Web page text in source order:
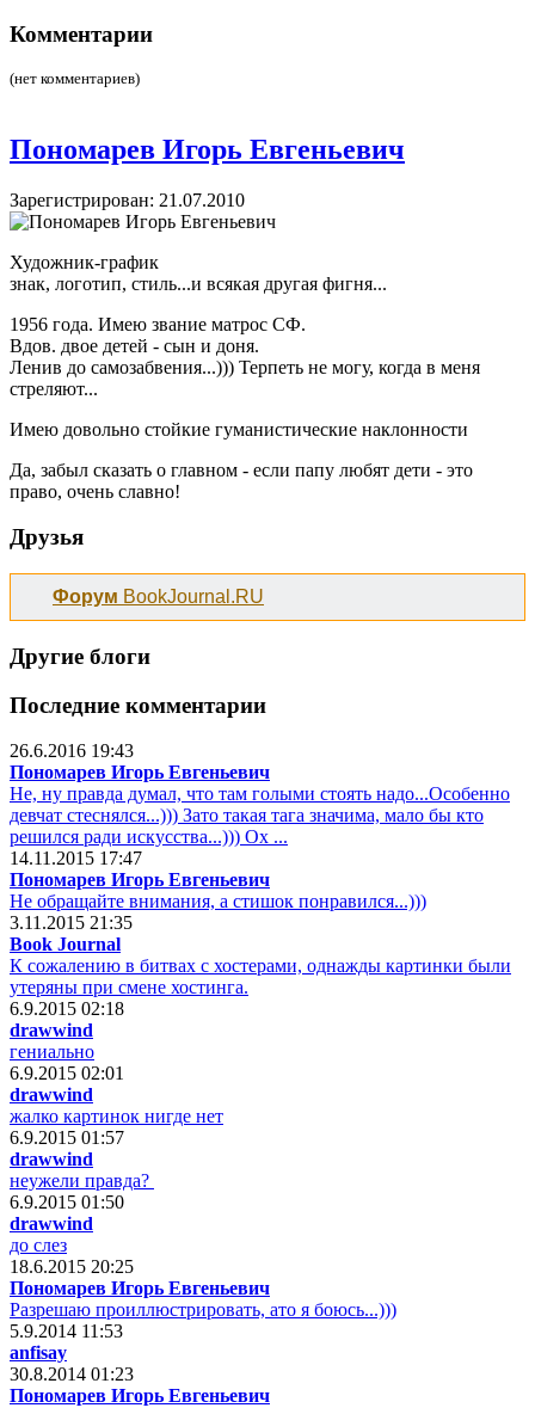
Комментарии
(нет комментариев)
Пономарев Игорь Евгеньевич
Зарегистрирован: 21.07.2010
Художник-график
знак, логотип, стиль...и всякая другая фигня...
1956 года. Имею звание матрос СФ.
Вдов. двое детей - сын и доня.
Ленив до самозабвения...))) Терпеть не могу, когда в меня
стреляют...
Имею довольно стойкие гуманистические наклонности
Да, забыл сказать о главном - если папу любят дети - это
право, очень славно!
Друзья
Форум BookJournal.RU
Другие блоги
Последние комментарии
26.6.2016 19:43
Пономарев Игорь Евгеньевич
Не, ну правда думал, что там голыми стоять надо...Особенно
девчат стеснялся...))) Зато такая тага значима, мало бы кто
решился ради искусства...))) Ох ...
14.11.2015 17:47
Пономарев Игорь Евгеньевич
Не обращайте внимания, а стишок понравился...)))
3.11.2015 21:35
Book Journal
К сожалению в битвах с хостерами, однажды картинки были
утеряны при смене хостинга.
6.9.2015 02:18
drawwind
гениально
6.9.2015 02:01
drawwind
жалко картинок нигде нет
6.9.2015 01:57
drawwind
неужели правда?
6.9.2015 01:50
drawwind
до слез
18.6.2015 20:25
Пономарев Игорь Евгеньевич
Разрешаю проиллюстрировать, ато я боюсь...)))
5.9.2014 11:53
anfisay
30.8.2014 01:23
Пономарев Игорь Евгеньевич